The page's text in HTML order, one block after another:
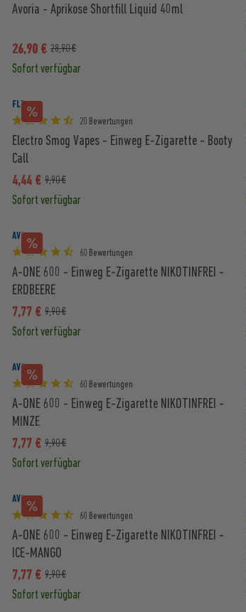
Avoria - Aprikose Shortfill Liquid 40ml
26,90 € 28,90 €
Sofort verfügbar
FLER
20 Bewertungen
Electro Smog Vapes - Einweg E-Zigarette - Booty
Call
4,44 € 9,90 €
Sofort verfügbar
AVORIA
60 Bewertungen
A-ONE 600 - Einweg E-Zigarette NIKOTINFREI -
ERDBEERE
7,77 € 9,90 €
Sofort verfügbar
AVORIA
60 Bewertungen
A-ONE 600 - Einweg E-Zigarette NIKOTINFREI -
MINZE
7,77 € 9,90 €
Sofort verfügbar
AVORIA
60 Bewertungen
A-ONE 600 - Einweg E-Zigarette NIKOTINFREI -
ICE-MANGO
7,77 € 9,90 €
Sofort verfügbar